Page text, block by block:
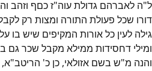
ל"ה לאברהם גדולת עוה"ז כםף וזהב
דורו שכל פעולת התורה ומצות רק
גילה לעין כל אורות המקיפים שיש בו
ומילי דחסידות ממילא מקבל שכר גם
והנה מ"ש בשם אזולאי, כן כ'